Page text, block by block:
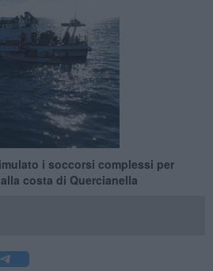
i soccorsi complessi per
costa di Quercianella